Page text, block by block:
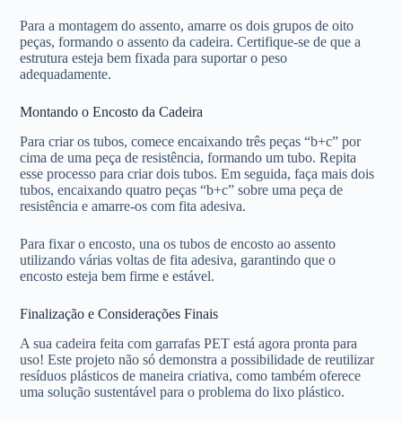
Para a montagem do assento, amarre os dois grupos de oito
peças, formando o assento da cadeira. Certifique-se de que a
estrutura esteja bem fixada para suportar o peso
adequadamente.
Montando o Encosto da Cadeira
Para criar os tubos, comece encaixando três peças “b+c” por
cima de uma peça de resistência, formando um tubo. Repita
esse processo para criar dois tubos. Em seguida, faça mais dois
tubos, encaixando quatro peças “b+c” sobre uma peça de
resistência e amarre-os com fita adesiva.
Para fixar o encosto, una os tubos de encosto ao assento
utilizando várias voltas de fita adesiva, garantindo que o
encosto esteja bem firme e estável.
Finalização e Considerações Finais
A sua cadeira feita com garrafas PET está agora pronta para
uso! Este projeto não só demonstra a possibilidade de reutilizar
resíduos plásticos de maneira criativa, como também oferece
uma solução sustentável para o problema do lixo plástico.